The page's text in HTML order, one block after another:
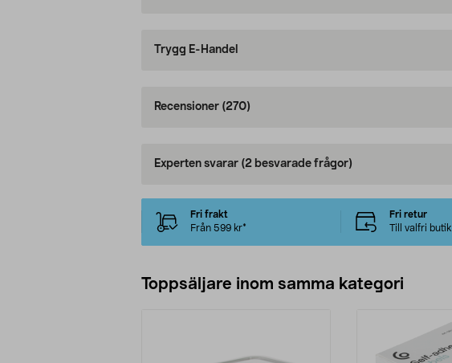
Trygg E-Handel
Recensioner (270)
Experten svarar (2 besvarade frågor)
Fri frakt
Från 599 kr*
Fri retur
Till valfri butik
Toppsäljare inom samma kategori